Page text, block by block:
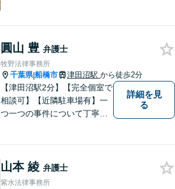
ポート致します！！
圓山 豊 弁護士
牧野法律事務所
千葉県|船橋市 津田沼駅 から徒歩2分
【津田沼駅2分】【完全個室で
相談可】【近隣駐車場有】一
つ一つの事件について丁寧に
市の牧野法律事務所へお気軽
にご相談下さい。
詳細を見
る
山本 綾 弁護士
紫水法律事務所